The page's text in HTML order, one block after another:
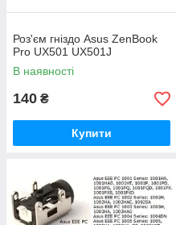
Роз'єм гніздо Asus ZenBook
Pro UX501 UX501J
В наявності
140 ₴
Купити